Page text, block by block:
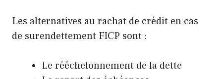
Les alternatives au rachat de crédit en cas
de surendettement FICP sont :
Le rééchelonnement de la dette